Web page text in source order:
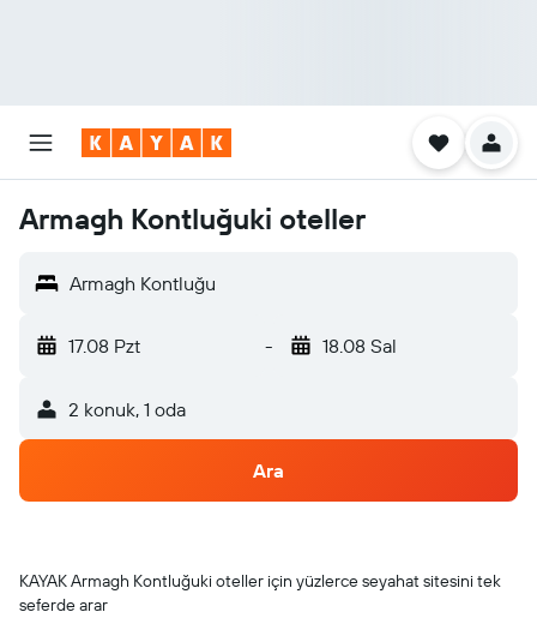
Armagh Kontluğuki oteller
Armagh Kontluğu
17.08 Pzt - 18.08 Sal
2 konuk, 1 oda
Ara
KAYAK Armagh Kontluğuki oteller için yüzlerce seyahat sitesini tek
seferde arar